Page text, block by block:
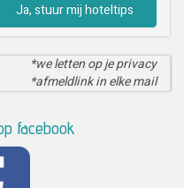
Ja, stuur mij hoteltips
*we letten op je privacy
*afmeldlink in elke mail
facebook